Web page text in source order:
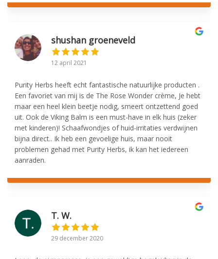
shushan groeneveld
12 april 2021
Purity Herbs heeft echt fantastische natuurlijke producten .
Een favoriet van mij is de The Rose Wonder crème, Je hebt
maar een heel klein beetje nodig, smeert ontzettend goed
uit. Ook de Viking Balm is een must-have in elk huis (zeker
met kinderen)! Schaafwondjes of huid-irritaties verdwijnen
bijna direct.. Ik heb een gevoelige huis, maar nooit
problemen gehad met Purity Herbs, ik kan het iedereen
aanraden.
T. W.
29 december 2020